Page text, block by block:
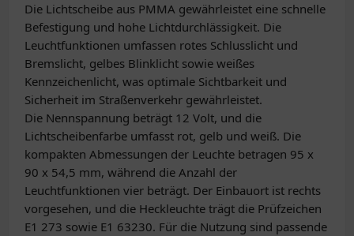
Die Lichtscheibe aus PMMA gewährleistet eine schnelle
Befestigung und hohe Lichtdurchlässigkeit. Die
Leuchtfunktionen umfassen rotes Schlusslicht und
Bremslicht, gelbes Blinklicht sowie weißes
Kennzeichenlicht, was optimale Sichtbarkeit und
Sicherheit im Straßenverkehr gewährleistet.
Die Nennspannung beträgt 12 Volt, und die
Lichtscheibenfarbe umfasst rot, gelb und weiß. Die
kompakten Abmessungen der Leuchte betragen 95 x
90 x 54,5 mm, während die Anzahl der
Leuchtfunktionen vier beträgt. Der Einbauort ist rechts
vorgesehen, und die Heckleuchte trägt die Prüfzeichen
E1 273 sowie E1 63230. Für die Nutzung sind passende